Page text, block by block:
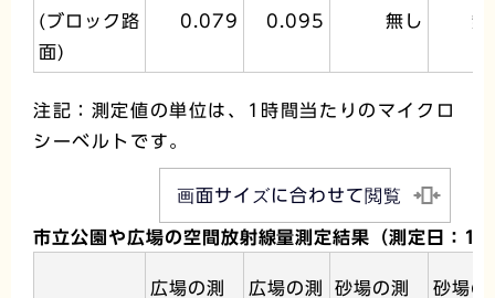
(ブロック路
面)
0.079 0.095 無し 無
注記：測定値の単位は、1時間当たりのマイクロ
シーベルトです。
画面サイズに合わせて閲覧
市立公園や広場の空間放射線量測定結果（測定日：
広場の測
広場の測
砂場の測
砂場の